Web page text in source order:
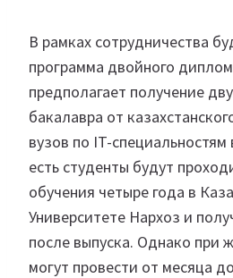
В рамках сотрудничества
программа двойного
предполагает получение
бакалавра от
вузов по IT-
есть студенты будут
обучения четыре года в
Университете Нархоз и
после выпуска. Однако при
могут провести от месяца